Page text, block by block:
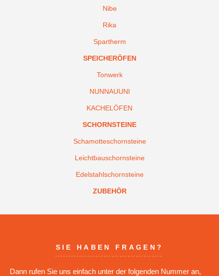
Nibe
Rika
Spartherm
SPEICHERÖFEN
Tonwerk
NUNNAUUNI
KACHELÖFEN
SCHORNSTEINE
Schamotteschornsteine
Leichtbauschornsteine
Edelstahlschornsteine
ZUBEHÖR
SIE HABEN FRAGEN?
Dann rufen Sie uns einfach unter der folgenden Nummer an,